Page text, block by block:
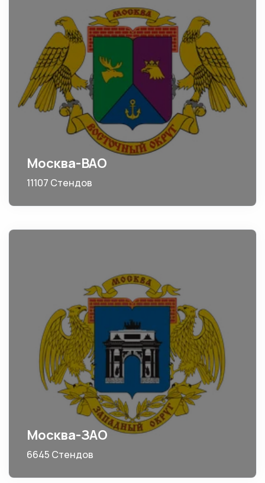
Москва-ВАО
11107 Стендов
Москва-ЗАО
6645 Стендов